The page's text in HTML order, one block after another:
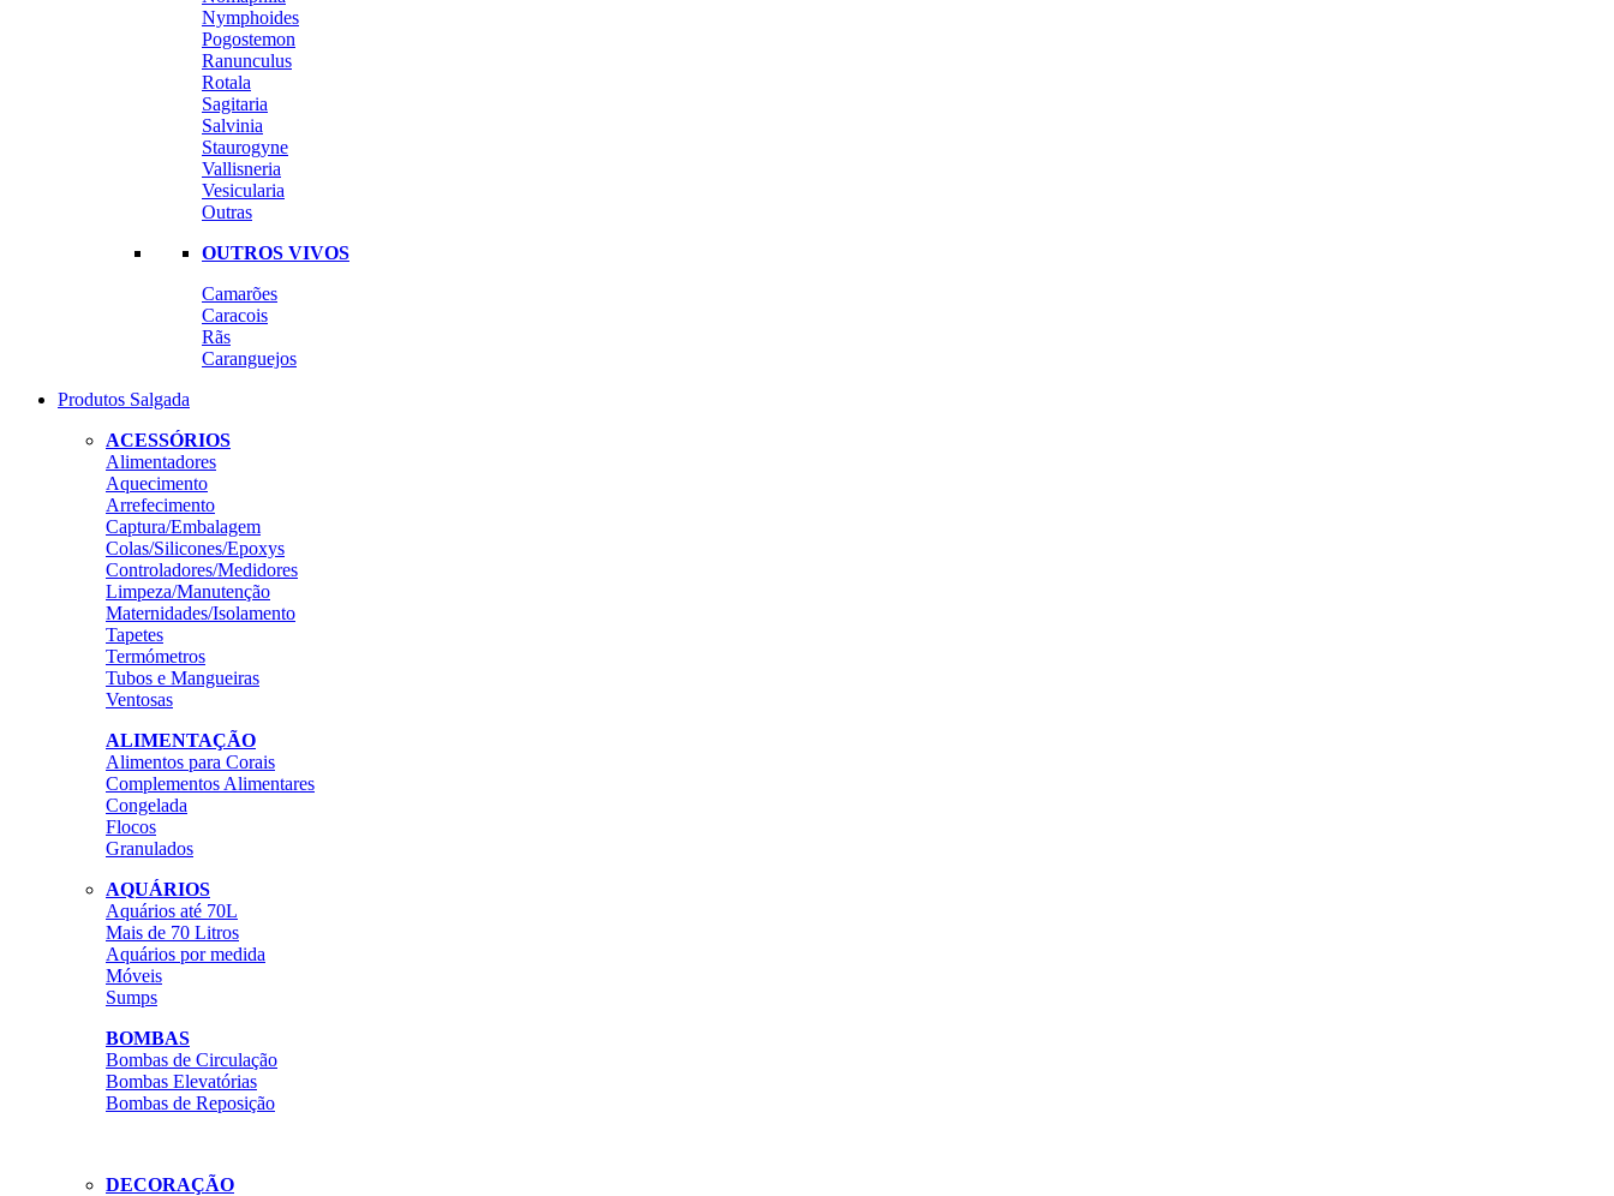
Nymphoides
Pogostemon
Ranunculus
Rotala
Sagitaria
Salvinia
Staurogyne
Vallisneria
Vesicularia
Outras
OUTROS VIVOS
Camarões
Caracois
Rãs
Caranguejos
Produtos Salgada
ACESSÓRIOS
Alimentadores
Aquecimento
Arrefecimento
Captura/Embalagem
Colas/Silicones/Epoxys
Controladores/Medidores
Limpeza/Manutenção
Maternidades/Isolamento
Tapetes
Termómetros
Tubos e Mangueiras
Ventosas
ALIMENTAÇÃO
Alimentos para Corais
Complementos Alimentares
Congelada
Flocos
Granulados
AQUÁRIOS
Aquários até 70L
Mais de 70 Litros
Aquários por medida
Móveis
Sumps
BOMBAS
Bombas de Circulação
Bombas Elevatórias
Bombas de Reposição
DECORAÇÃO